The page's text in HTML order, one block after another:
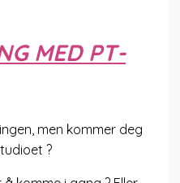
MED PT-
men kommer deg
?